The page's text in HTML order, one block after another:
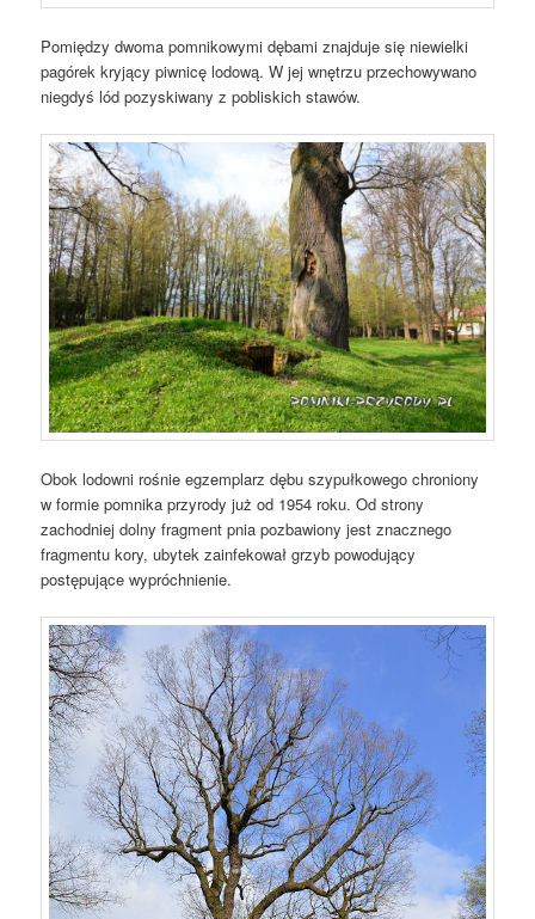
Pomiędzy dwoma pomnikowymi dębami znajduje się niewielki
pagórek kryjący piwnicę lodową. W jej wnętrzu przechowywano
niegdyś lód pozyskiwany z pobliskich stawów.
Obok lodowni rośnie egzemplarz dębu szypułkowego chroniony
w formie pomnika przyrody już od 1954 roku. Od strony
zachodniej dolny fragment pnia pozbawiony jest znacznego
fragmentu kory, ubytek zainfekował grzyb powodujący
postępujące wypróchnienie.